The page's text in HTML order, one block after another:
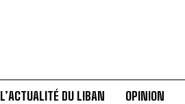
L’ACTUALITÉ DU LIBAN OPINION